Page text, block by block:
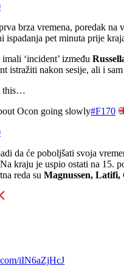
brza vremena, poredak
pet minuta prije
‘incident’ između
istražiti nakon sesije, ali i sam
this…
Ocon going slowly#F170
da će poboljšati svoja
kraju je uspio ostati na
reda su Magnussen, Latifi,
iIN6aZjHcJ